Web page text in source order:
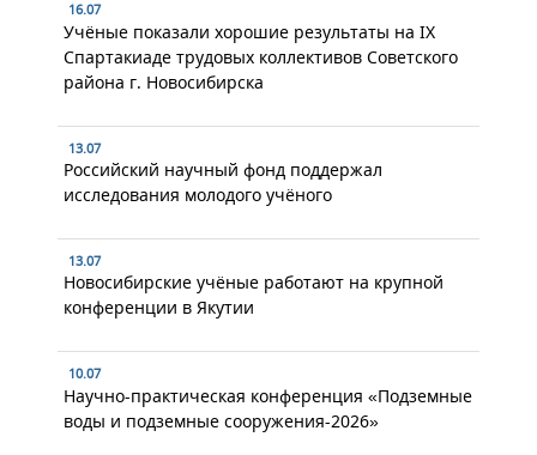
16.07
Учёные показали хорошие результаты на IX
Спартакиаде трудовых коллективов Советского
района г. Новосибирска
13.07
Российский научный фонд поддержал
исследования молодого учёного
13.07
Новосибирские учёные работают на крупной
конференции в Якутии
10.07
Научно-практическая конференция «Подземные
воды и подземные сооружения-2026»